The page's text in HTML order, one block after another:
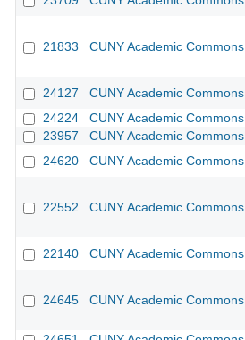
21833 CUNY Academic Commons
24127 CUNY Academic Commons
24224
CUNY Academic Commons
23957
CUNY Academic Commons
24620
CUNY Academic Commons
22552 CUNY Academic Commons
22140 CUNY Academic Commons
24645 CUNY Academic Commons